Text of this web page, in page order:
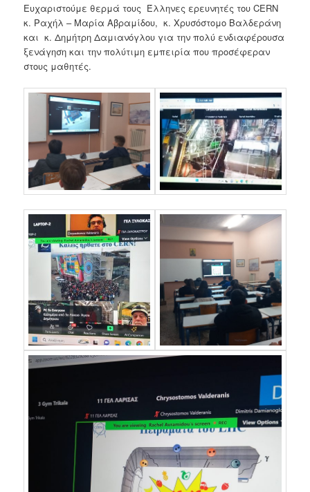
Ευχαριστούμε θερμά τους Έλληνες ερευνητές του CERN
κ. Ραχήλ – Μαρία Αβραμίδου, κ. Χρυσόστομο Βαλδεράνη
και κ. Δημήτρη Δαμιανόγλου για την πολύ ενδιαφέρουσα
ξενάγηση και την πολύτιμη εμπειρία που προσέφεραν
στους μαθητές.